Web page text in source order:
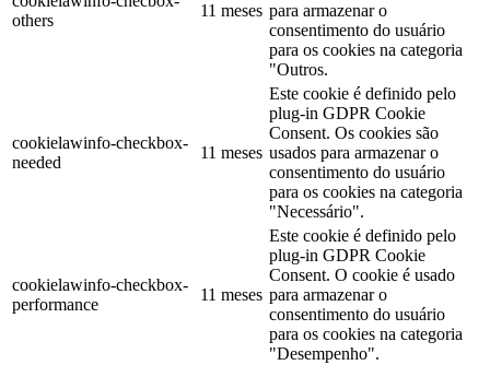
others
11 meses para armazenar o
consentimento do usuário
para os cookies na categoria
"Outros.
cookielawinfo-checkbox-
needed
11 meses
Este cookie é definido pelo
plug-in GDPR Cookie
Consent. Os cookies são
usados para armazenar o
consentimento do usuário
para os cookies na categoria
"Necessário".
cookielawinfo-checkbox-
performance
11 meses
Este cookie é definido pelo
plug-in GDPR Cookie
Consent. O cookie é usado
para armazenar o
consentimento do usuário
para os cookies na categoria
"Desempenho".